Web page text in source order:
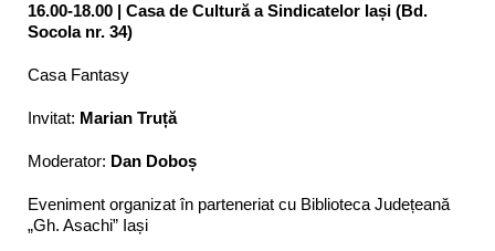
16.00-18.00 | Casa de Cultură a Sindicatelor Iași (Bd.
Socola nr. 34)
Casa Fantasy
Invitat: Marian Truță
Moderator: Dan Doboș
Eveniment organizat în parteneriat cu Biblioteca Județeană
„Gh. Asachi” Iași